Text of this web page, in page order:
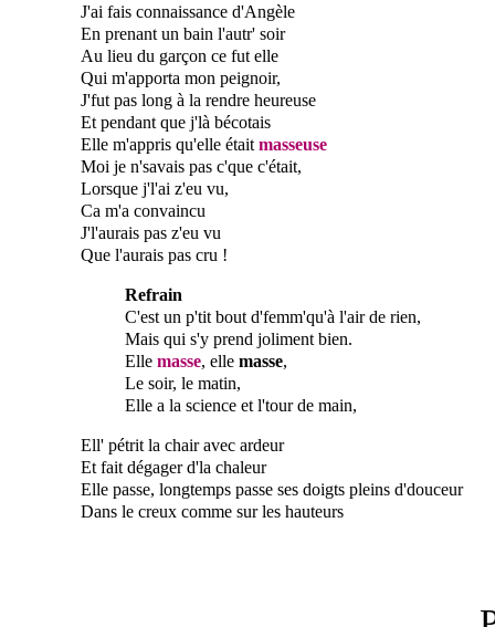
J'ai fais connaissance d'Angèle
En prenant un bain l'autr' soir
Au lieu du garçon ce fut elle
Qui m'apporta mon peignoir,
J'fut pas long à la rendre heureuse
Et pendant que j'là bécotais
Elle m'appris qu'elle étaitmasseuse
Moi je n'savais pas c'que c'était,
Lorsque j'l'ai z'eu vu,
Ca m'a convaincu
J'l'aurais pas z'eu vu
Que l'aurais pas cru !
Refrain
C'est un p'tit bout d'femm'qu'à l'air de rien,
Mais qui s'y prend joliment bien.
Elle masse, elle masse,
Le soir, le matin,
Elle a la science et l'tour de main,
Ell' pétrit la chair avec ardeur
Et fait dégager d'la chaleur
Elle passe, longtemps passe ses doigts pleins d'douceur
Dans le creux comme sur les hauteurs